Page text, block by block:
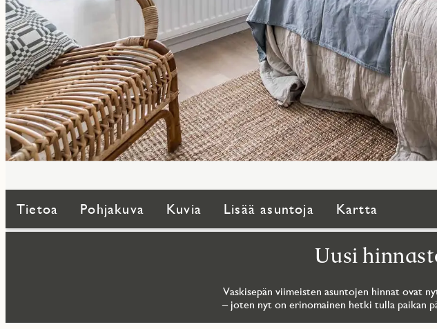
Tietoa Pohjakuva Kuvia Lisää asuntoja Kartta
Uusi
Vaskisepän viimeisten asuntojen hinnat ovat
– joten nyt on erinomainen hetki tulla paikan